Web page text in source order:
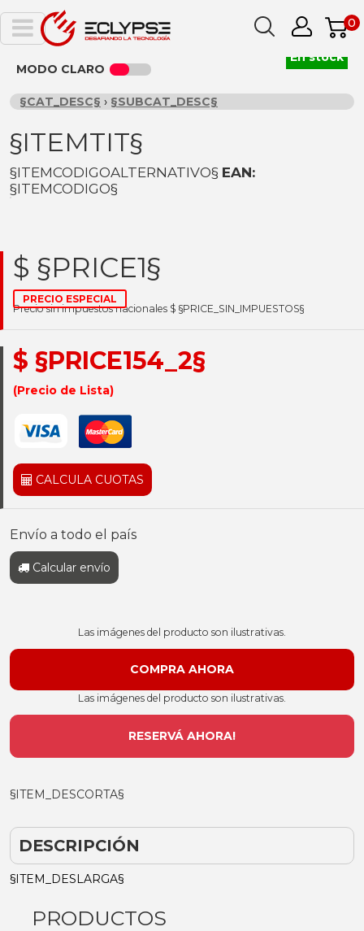
0
MODO CLARO
§CAT_DESC§ › §SUBCAT_DESC§
§ITEMTIT§
§ITEMCODIGOALTERNATIVO§ EAN:
§ITEMCODIGO§
$ §PRICE1§
PRECIO ESPECIAL
Precio sin impuestos nacionales $ §PRICE_SIN_IMPUESTOS§
$ §PRICE154_2§
(Precio de Lista)
CALCULA CUOTAS
Envío a todo el país
Calcular envío
En stock
Las imágenes del producto son ilustrativas.
Las imágenes del producto son ilustrativas.
RESERVÁ AHORA!
§ITEM_DESCORTA§
DESCRIPCIÓN
§ITEM_DESLARGA§
PRODUCTOS